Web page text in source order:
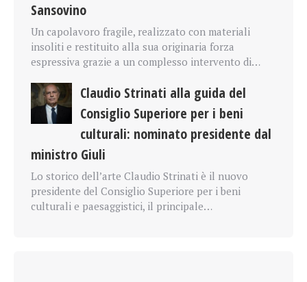
Sansovino
Un capolavoro fragile, realizzato con materiali
insoliti e restituito alla sua originaria forza
espressiva grazie a un complesso intervento di…
Claudio Strinati alla guida del
Consiglio Superiore per i beni
culturali: nominato presidente dal
ministro Giuli
Lo storico dell’arte Claudio Strinati è il nuovo
presidente del Consiglio Superiore per i beni
culturali e paesaggistici, il principale…